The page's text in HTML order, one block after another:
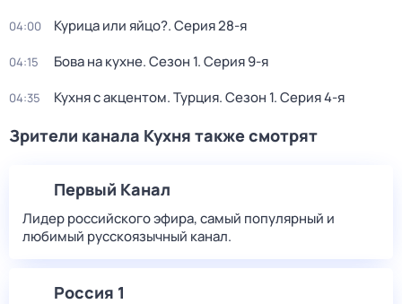
04:00 Курица или яйцо?. Серия 28-я
04:15 Бова на кухне. Сезон 1. Серия 9-я
04:35 Кухня с акцентом. Турция. Сезон 1. Серия 4-я
Зрители канала Кухня также смотрят
Первый Канал
Лидер российского эфира, самый популярный и
любимый русскоязычный канал.
Россия 1